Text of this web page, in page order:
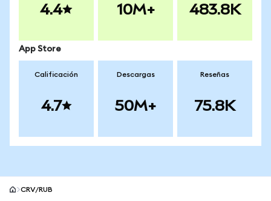
4.4 10M+ 483.8K
App Store
Calificación
4.7
Descargas
50M+
Reseñas
75.8K
CRV/RUB